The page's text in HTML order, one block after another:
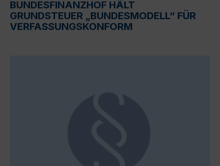
BUNDESFINANZHOF HÄLT
GRUNDSTEUER „BUNDESMODELL“ FÜR
VERFASSUNGSKONFORM